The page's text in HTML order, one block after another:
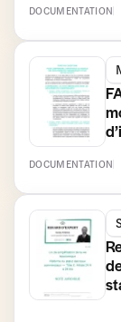
DOCUMENTATION
DOCUMENTATION